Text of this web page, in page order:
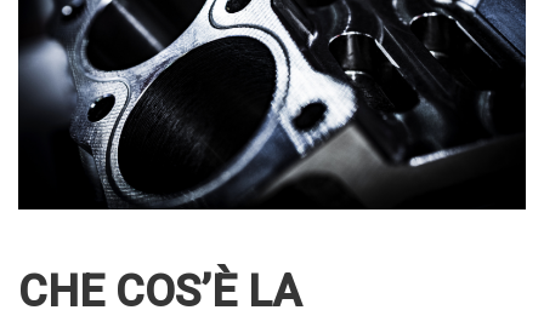
CHE COS’È LA